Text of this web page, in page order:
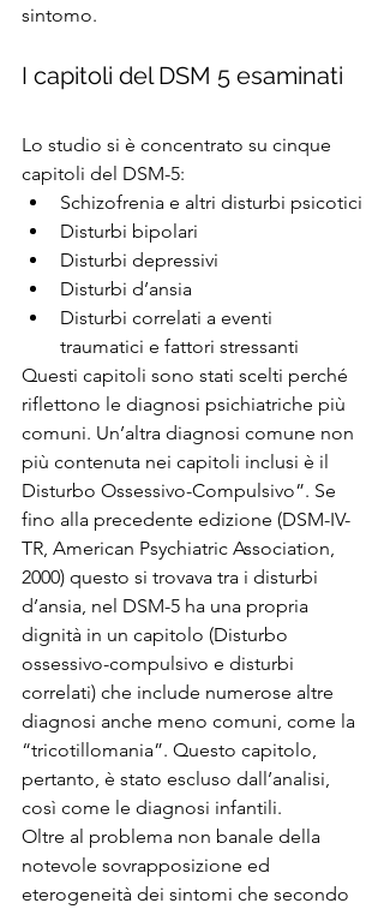
sintomo.
I capitoli del DSM 5 esaminati
Lo studio si è concentrato su cinque
capitoli del DSM-5:
Schizofrenia e altri disturbi psicotici
Disturbi bipolari
Disturbi depressivi
Disturbi d’ansia
Disturbi correlati a eventi
traumatici e fattori stressanti
Questi capitoli sono stati scelti perché
riflettono le diagnosi psichiatriche più
comuni. Un’altra diagnosi comune non
più contenuta nei capitoli inclusi è il
Disturbo Ossessivo-Compulsivo”. Se
fino alla precedente edizione (DSM-IV-
TR, American Psychiatric Association,
2000) questo si trovava tra i disturbi
d’ansia, nel DSM-5 ha una propria
dignità in un capitolo (Disturbo
ossessivo-compulsivo e disturbi
correlati) che include numerose altre
diagnosi anche meno comuni, come la
“tricotillomania”. Questo capitolo,
pertanto, è stato escluso dall’analisi,
così come le diagnosi infantili.
Oltre al problema non banale della
notevole sovrapposizione ed
eterogeneità dei sintomi che secondo